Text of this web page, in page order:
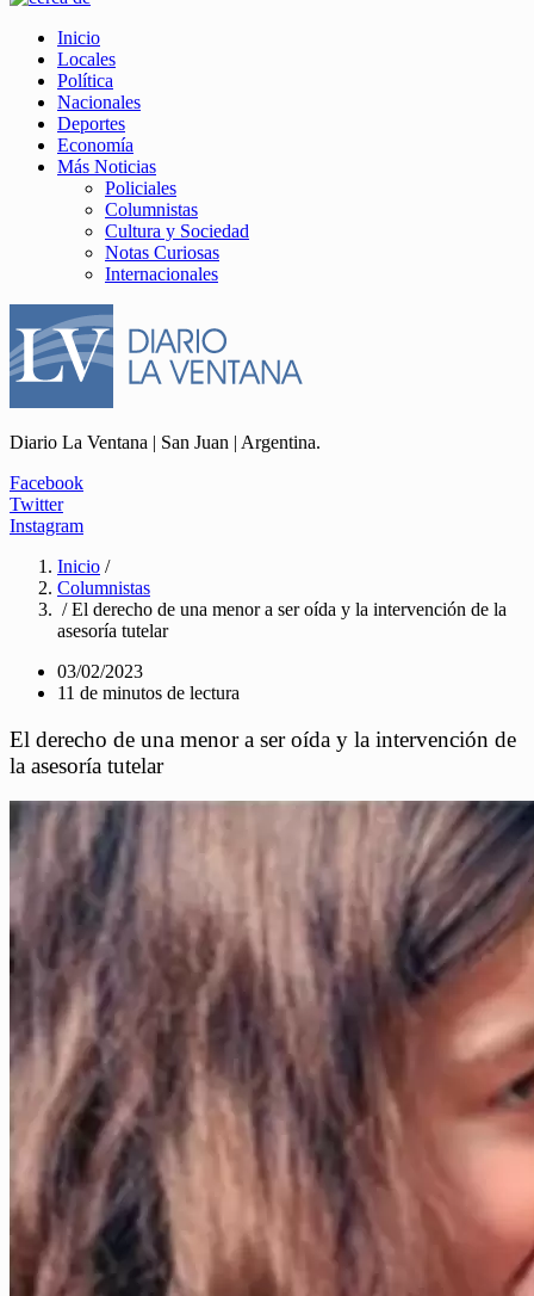
Inicio
Locales
Política
Nacionales
Deportes
Economía
Más Noticias
Policiales
Columnistas
Cultura y Sociedad
Notas Curiosas
Internacionales
Diario La Ventana | San Juan | Argentina.
Facebook
Twitter
Instagram
Inicio /
Columnistas
/ El derecho de una menor a ser oída y la intervención de la
asesoría tutelar
03/02/2023
11 de minutos de lectura
El derecho de una menor a ser oída y la intervención de
la asesoría tutelar